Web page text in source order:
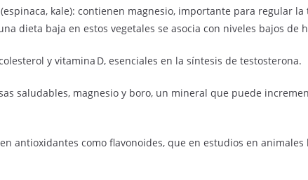
kale): contienen magnesio, importante para regular la
dieta baja en estos vegetales se asocia con niveles bajos de
y vitamina D, esenciales en la síntesis de testosterona.
saludables, magnesio y boro, un mineral que puede
antioxidantes como flavonoides, que en estudios en